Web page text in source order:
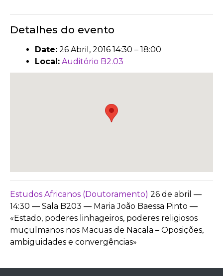
Detalhes do evento
Date: 26 Abril, 2016 14:30 – 18:00
Local: Auditório B2.03
Estudos Africanos (Doutoramento) 26 de abril —
14:30 — Sala B203 — Maria João Baessa Pinto —
«Estado, poderes linhageiros, poderes religiosos
muçulmanos nos Macuas de Nacala – Oposições,
ambiguidades e convergências»